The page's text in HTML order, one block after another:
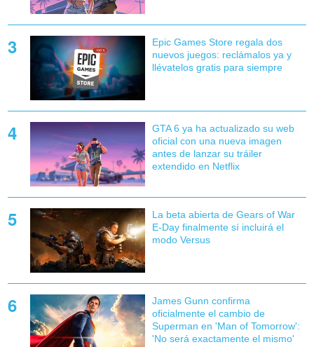
Epic Games Store regala dos
nuevos juegos: reclámalos ya y
llévatelos gratis para siempre
GTA 6 ya ha actualizado su web
oficial con una nueva imagen
antes de lanzar su tráiler
extendido en Netflix
La beta abierta de Gears of War
E-Day finalmente sí incluirá el
modo Versus
James Gunn confirma
oficialmente el cambio de
Superman en 'Man of Tomorrow':
'No será exactamente el mismo'